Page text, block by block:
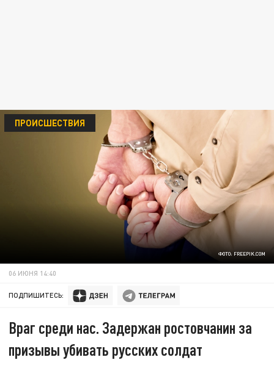
ФОТО: FREEPIK.COM
ПРОИСШЕСТВИЯ
06 ИЮНЯ 14:40
ПОДПИШИТЕСЬ:
Враг среди нас. Задержан ростовчанин за
призывы убивать русских солдат